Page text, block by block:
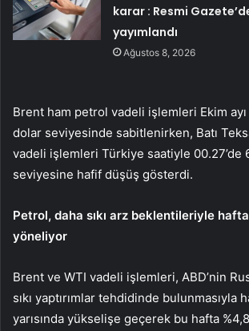
karar : Resmi
yayımlandı
Ağustos 8, 2026
Brent ham petrol vadeli işlemleri Ekim
dolar seviyesinde sabitlenirken, Batı
vadeli işlemleri Türkiye saatiyle 00.27’de
seviyesine hafif düşüş gösterdi.
Petrol, daha sıkı arz beklentileriyle
yöneliyor
Brent ve WTI vadeli işlemleri, ABD’nin
sıkı yaptırımlar tehdidinde bulunmasıyla
yarısında yükselişe geçerek bu hafta